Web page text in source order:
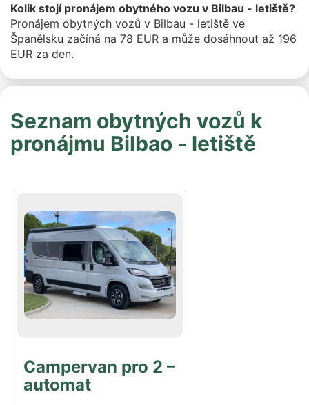
Kolik stojí pronájem obytného vozu v Bilbau - letiště?
Pronájem obytných vozů v Bilbau - letiště ve
Španělsku začíná na 78 EUR a může dosáhnout až 196
EUR za den.
Seznam obytných vozů k
pronájmu Bilbao - letiště
Campervan pro 2 –
automat